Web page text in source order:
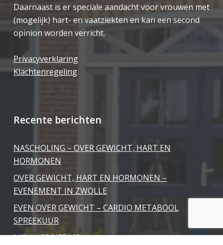
Daarnaast is er speciale aandacht voor vrouwen met
(mogelijk) hart- en vaatziekten en kan een second
opinion worden verricht.
Privacyverklaring
Klachtenregeling
Recente berichten
NASCHOLING – OVER GEWICHT, HART EN
HORMONEN
OVER GEWICHT, HART EN HORMONEN –
EVENEMENT IN ZWOLLE
EVEN OVER GEWICHT – CARDIO METABOOL
SPREEKUUR
NIEUWSBRIEF MEI